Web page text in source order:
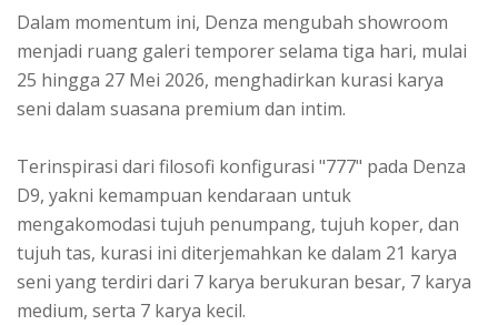
Dalam momentum ini, Denza mengubah showroom
menjadi ruang galeri temporer selama tiga hari, mulai
25 hingga 27 Mei 2026, menghadirkan kurasi karya
seni dalam suasana premium dan intim.
Terinspirasi dari filosofi konfigurasi "777" pada Denza
D9, yakni kemampuan kendaraan untuk
mengakomodasi tujuh penumpang, tujuh koper, dan
tujuh tas, kurasi ini diterjemahkan ke dalam 21 karya
seni yang terdiri dari 7 karya berukuran besar, 7 karya
medium, serta 7 karya kecil.